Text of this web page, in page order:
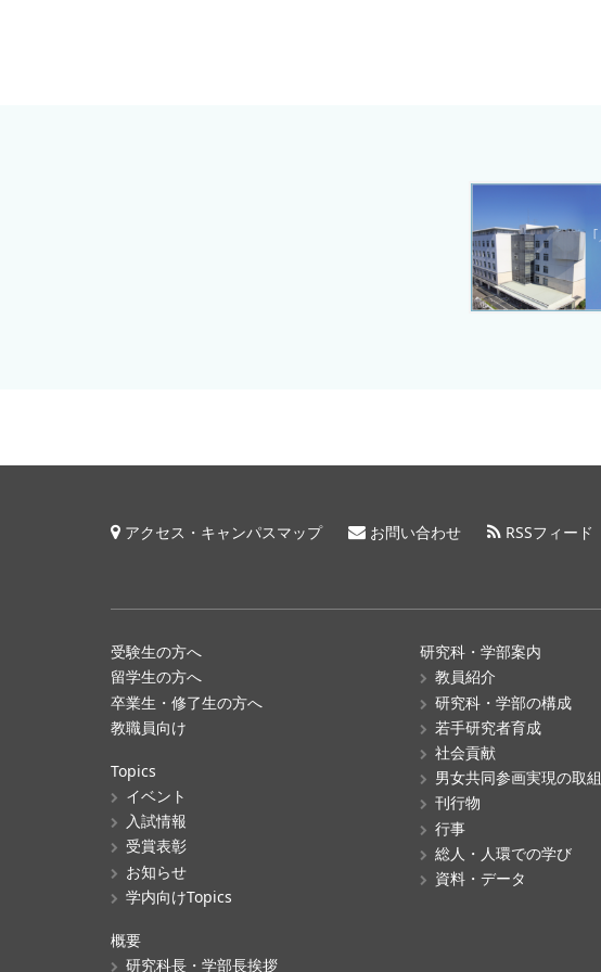
アクセス・キャンパスマップ お問い合わせ RSSフィード
受験生の方へ
留学生の方へ
卒業生・修了生の方へ
教職員向け
Topics
イベント
入試情報
受賞表彰
お知らせ
学内向けTopics
概要
研究科長・学部長挨拶
研究科・学部案内
教員紹介
研究科・学部の構成
若手研究者育成
社会貢献
男女共同参画実現の取組
刊行物
行事
総人・人環での学び
資料・データ